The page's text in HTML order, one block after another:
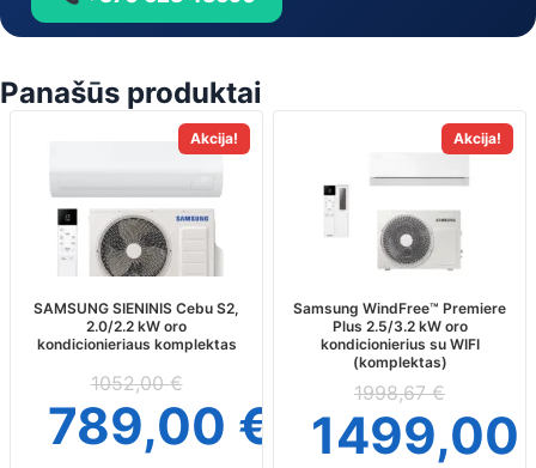
Panašūs produktai
Akcija!
SAMSUNG SIENINIS Cebu S2,
2.0/2.2 kW oro
kondicionieriaus komplektas
1052,00€
789,00 €
multiple
variants.
The
options
may
be
chosen
on
the
product
page
Akcija!
Samsung WindFree™ Premiere
Plus 2.5/3.2 kW oro
kondicionierius su WIFI
(komplektas)
1998,67€
1499,00
has
multiple
variants.
The
may
be
chosen
on
the
product
page